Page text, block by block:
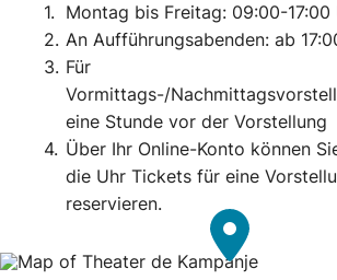
Montag bis Freitag: 09:00-17:00
An Aufführungsabenden: ab
Für
Vormittags-/
eine Stunde vor der Vorstellung
Über Ihr Online-Konto können
die Uhr Tickets für eine
reservieren.